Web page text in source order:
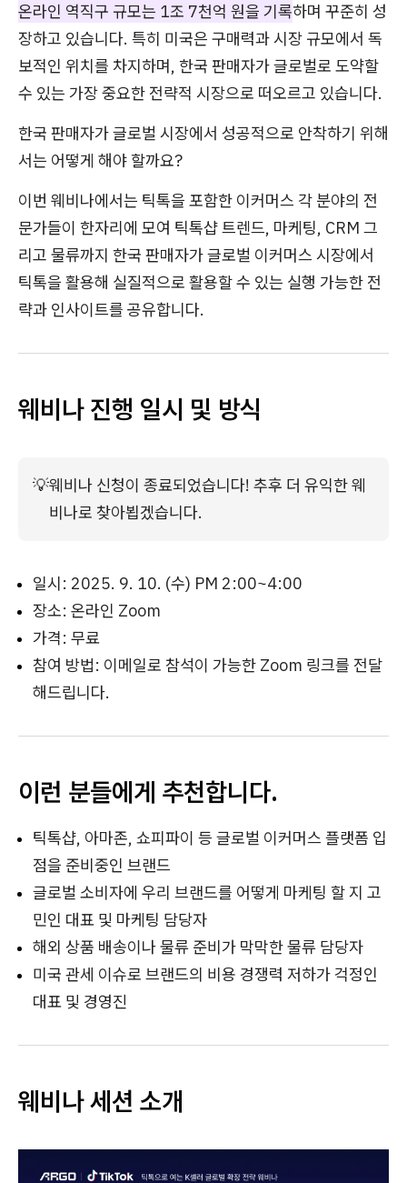
온라인 역직구 규모는 1조 7천억 원을 기록하며 꾸준히 성
장하고 있습니다. 특히 미국은 구매력과 시장 규모에서 독
보적인 위치를 차지하며, 한국 판매자가 글로벌로 도약할
수 있는 가장 중요한 전략적 시장으로 떠오르고 있습니다.
한국 판매자가 글로벌 시장에서 성공적으로 안착하기 위해
서는 어떻게 해야 할까요?
이번 웨비나에서는 틱톡을 포함한 이커머스 각 분야의 전
문가들이 한자리에 모여 틱톡샵 트렌드, 마케팅, CRM 그
리고 물류까지 한국 판매자가 글로벌 이커머스 시장에서
틱톡을 활용해 실질적으로 활용할 수 있는 실행 가능한 전
략과 인사이트를 공유합니다.
웨비나 진행 일시 및 방식
💡웨비나 신청이 종료되었습니다! 추후 더 유익한 웨
비나로 찾아뵙겠습니다.
일시: 2025. 9. 10. (수) PM 2:00~4:00
장소: 온라인 Zoom
가격: 무료
참여 방법: 이메일로 참석이 가능한 Zoom 링크를 전달
해드립니다.
이런 분들에게 추천합니다.
틱톡샵, 아마존, 쇼피파이 등 글로벌 이커머스 플랫폼 입
점을 준비중인 브랜드
글로벌 소비자에 우리 브랜드를 어떻게 마케팅 할 지 고
민인 대표 및 마케팅 담당자
해외 상품 배송이나 물류 준비가 막막한 물류 담당자
미국 관세 이슈로 브랜드의 비용 경쟁력 저하가 걱정인
대표 및 경영진
웨비나 세션 소개